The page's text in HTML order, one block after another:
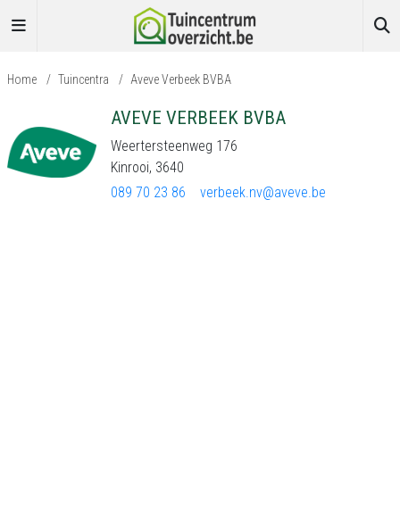
Home / Tuincentra / Aveve Verbeek BVBA
AVEVE VERBEEK BVBA
Weertersteenweg 176
Kinrooi, 3640
089 70 23 86
verbeek.nv@aveve.be